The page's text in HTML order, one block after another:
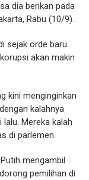
dia berikan pada
Rabu (10/9).
sejak orde baru.
akan makin
kini menginginkan
kalahnya
Mereka kalah
di parlemen.
mengambil
pemilihan di